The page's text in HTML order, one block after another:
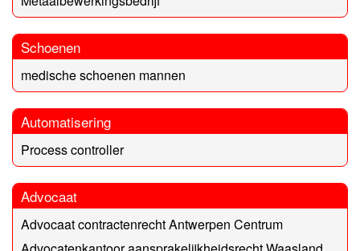
Schoenen
medische schoenen mannen
Automatisering
Process controller
Advocaat
Advocaat contractenrecht Antwerpen Centrum